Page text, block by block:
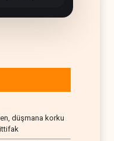
düşmana korku